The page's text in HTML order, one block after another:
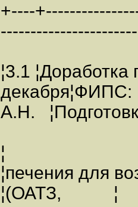
+----
¦3.1
А.Н.
¦
¦печения для
¦(ОАТЗ, ¦